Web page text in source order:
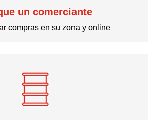
un comerciante
compras en su zona y online